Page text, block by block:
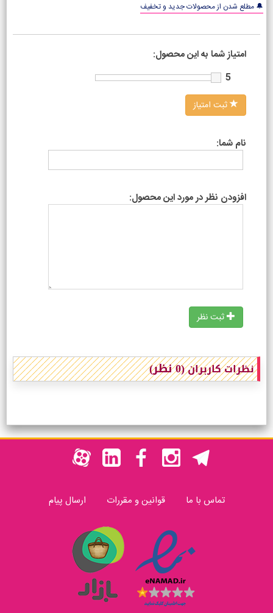
🔔 مطلع شدن از محصولات جدید و تخفیف
امتیاز شما به این محصول:
5
ثبت امتیاز
نام شما:
افزودن نظر در مورد این محصول:
ثبت نظر
نظرات کاربران(0 نظر)
تماس با ما قوانین و مقررات ارسال پیام